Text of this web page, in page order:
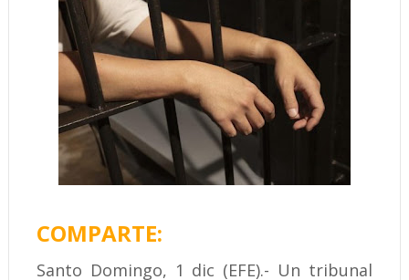
COMPARTE:
Santo Domingo, 1 dic (EFE).- Un tribunal